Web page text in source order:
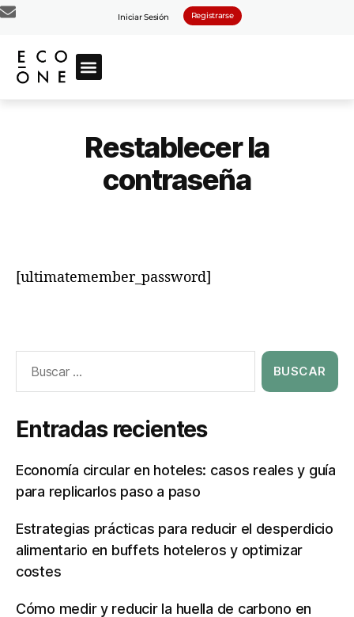
Iniciar Sesión Registrarse
Restablecer la
contraseña
[ultimatemember_password]
Entradas recientes
Economía circular en hoteles: casos reales y guía
para replicarlos paso a paso
Estrategias prácticas para reducir el desperdicio
alimentario en buffets hoteleros y optimizar
costes
Cómo medir y reducir la huella de carbono en